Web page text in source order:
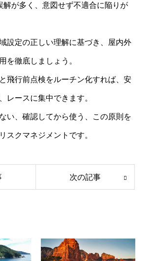
解が多く、意図せず不適合に陥りが
設定の正しい理解に基づき、屋内外
を徹底しましょう。
飛行前点検をルーチン化すれば、安
レースに集中できます。
い、確認してから使う、この原則を
スクマネジメントです。
次の記事